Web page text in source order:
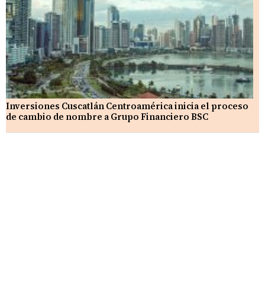
Inversiones Cuscatlán Centroamérica inicia el proceso
de cambio de nombre a Grupo Financiero BSC